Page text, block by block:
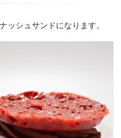
ッシュサンドになります。